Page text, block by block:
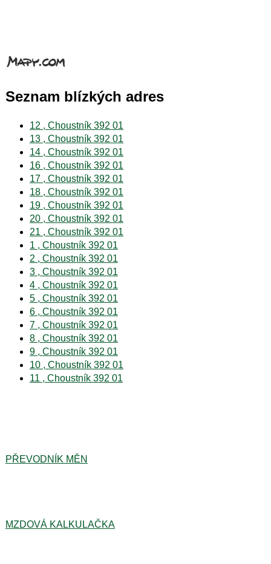
Seznam blízkých adres
12 , Choustník 392 01
13 , Choustník 392 01
14 , Choustník 392 01
16 , Choustník 392 01
17 , Choustník 392 01
18 , Choustník 392 01
19 , Choustník 392 01
20 , Choustník 392 01
21 , Choustník 392 01
1 , Choustník 392 01
2 , Choustník 392 01
3 , Choustník 392 01
4 , Choustník 392 01
5 , Choustník 392 01
6 , Choustník 392 01
7 , Choustník 392 01
8 , Choustník 392 01
9 , Choustník 392 01
10 , Choustník 392 01
11 , Choustník 392 01
PŘEVODNÍK MĚN
MZDOVÁ KALKULAČKA